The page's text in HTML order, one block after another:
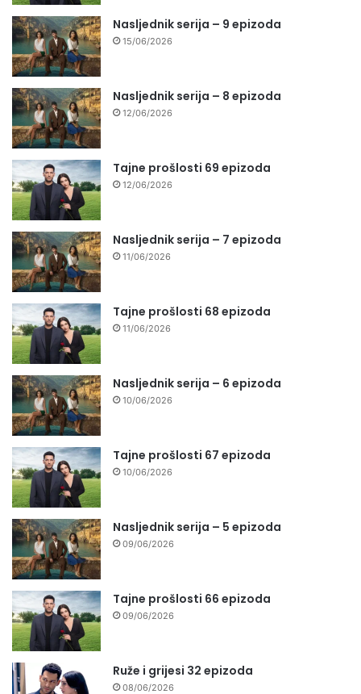
Nasljednik serija – 9 epizoda
15/06/2026
Nasljednik serija – 8 epizoda
12/06/2026
Tajne prošlosti 69 epizoda
12/06/2026
Nasljednik serija – 7 epizoda
11/06/2026
Tajne prošlosti 68 epizoda
11/06/2026
Nasljednik serija – 6 epizoda
10/06/2026
Tajne prošlosti 67 epizoda
10/06/2026
Nasljednik serija – 5 epizoda
09/06/2026
Tajne prošlosti 66 epizoda
09/06/2026
Ruže i grijesi 32 epizoda
08/06/2026